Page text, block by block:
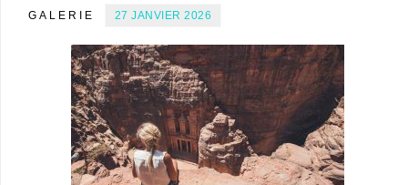
GALERIE 27 JANVIER 2026